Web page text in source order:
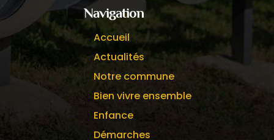
Navigation
Accueil
Actualités
Notre commune
Bien vivre ensemble
Enfance
Démarches